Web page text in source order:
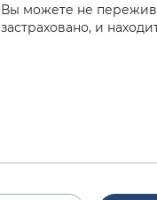
Вы можете не
застраховано, и